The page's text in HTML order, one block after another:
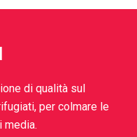
di qualità sul
per colmare le
media.